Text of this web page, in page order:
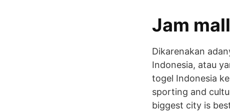
Jam
Dikarenakan
Indonesia, atau
togel Indonesia
sporting and
biggest city is